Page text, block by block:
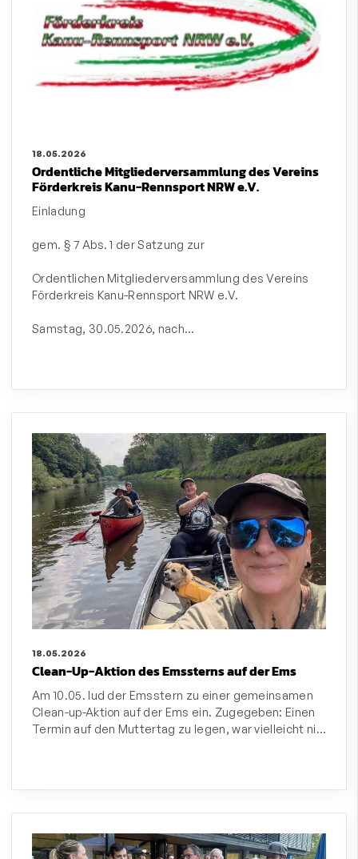
18.05.2026
Ordentliche Mitgliederversammlung des Vereins
Förderkreis Kanu-Rennsport NRW e.V.
Einladung
gem. § 7 Abs. 1 der Satzung zur
Ordentlichen Mitgliederversammlung des Vereins
Förderkreis Kanu-Rennsport NRW e.V.
Samstag, 30.05.2026, nach…
18.05.2026
Clean-Up-Aktion des Emssterns auf der Ems
Am 10.05. lud der Emsstern zu einer gemeinsamen
Clean-up-Aktion auf der Ems ein. Zugegeben: Einen
Termin auf den Muttertag zu legen, war vielleicht ni…